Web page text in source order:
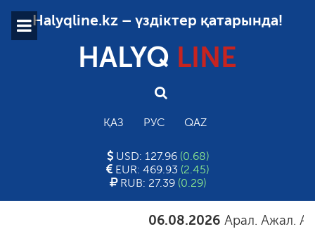
Halyqline.kz – үздіктер қатарында!
HALYQ LINE
ҚАЗ РУС QAZ
USD: 127.96 (0.68)
EUR: 469.93 (2.45)
RUB: 27.39 (0.29)
06.08.2026 Арал. Ажал. Айғақ